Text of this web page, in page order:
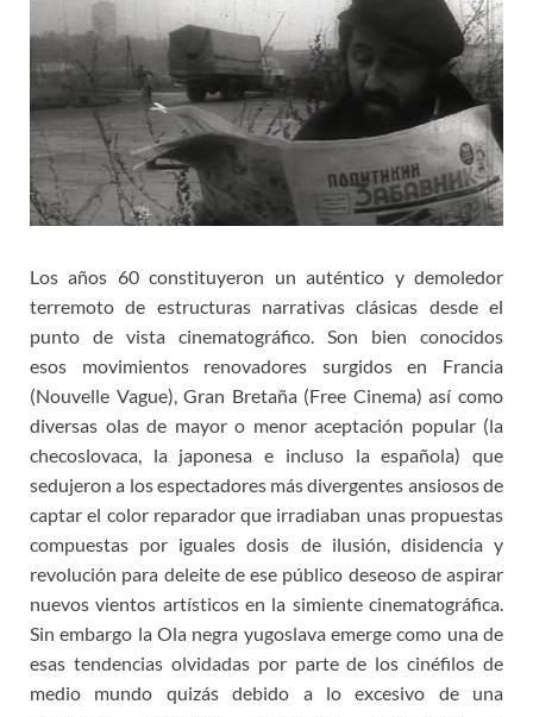
e
b
o
o
k
i
t
r
t
o
d
o
n
p
y
i
n
k
e
a
m
e
n
t
e
r
e
s
Los años 60 constituyeron un auténtico y demoledor
terremoto de estructuras narrativas clásicas desde el
punto de vista cinematográfico. Son bien conocidos
esos movimientos renovadores surgidos en Francia
(Nouvelle Vague), Gran Bretaña (Free Cinema) así como
diversas olas de mayor o menor aceptación popular (la
checoslovaca, la japonesa e incluso la española) que
sedujeron a los espectadores más divergentes ansiosos de
captar el color reparador que irradiaban unas propuestas
compuestas por iguales dosis de ilusión, disidencia y
revolución para deleite de ese público deseoso de aspirar
nuevos vientos artísticos en la simiente cinematográfica.
Sin embargo la Ola negra yugoslava emerge como una de
esas tendencias olvidadas por parte de los cinéfilos de
medio mundo quizás debido a lo excesivo de una